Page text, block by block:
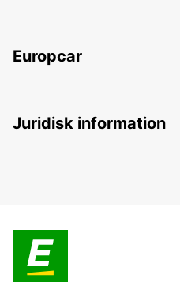
Europcar
Juridisk information